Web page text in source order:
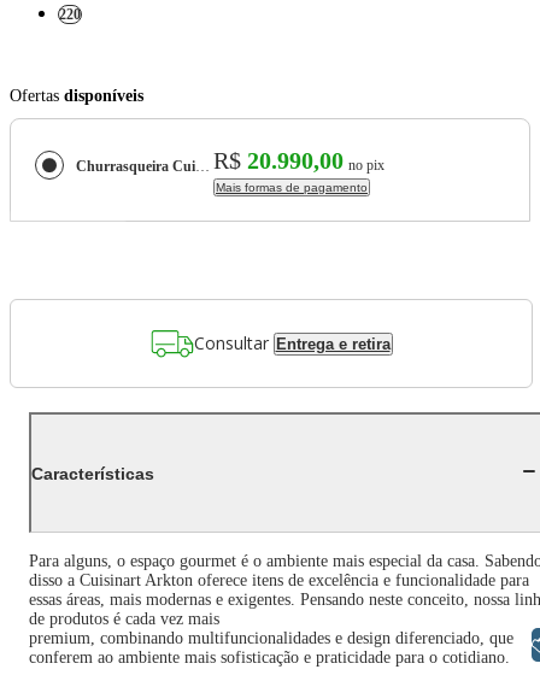
220
Ofertas disponíveis
Churrasqueira Cuisinart Arkton a Gás Premium 65cm 3 queimadores 220V 4093250002 R$ 20.990,00 no pix
Mais formas de pagamento
Consultar Entrega e retira
Características
Para alguns, o espaço gourmet é o ambiente mais especial da casa.
disso a Cuisinart Arkton oferece itens de excelência e funcionalidade para
essas áreas, mais modernas e exigentes. Pensando neste conceito, nossa
de produtos é cada vez mais
premium, combinando multifuncionalidades e design diferenciado, que
conferem ao ambiente mais sofisticação e praticidade para o cotidiano.
Libras